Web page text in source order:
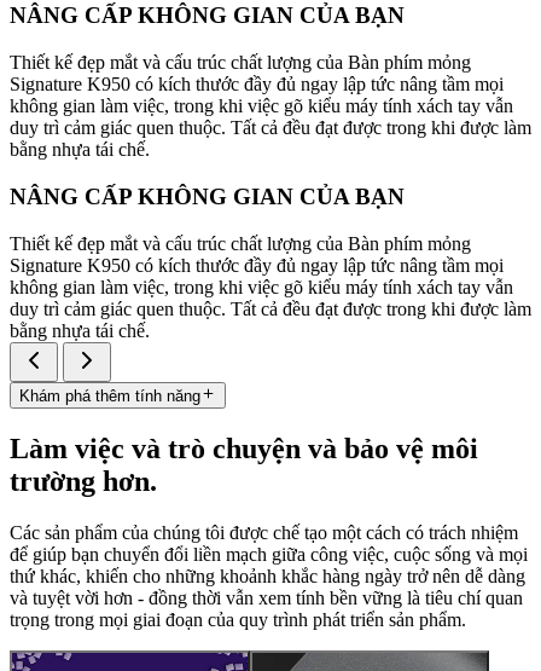
NÂNG CẤP KHÔNG GIAN CỦA BẠN
Thiết kế đẹp mắt và cấu trúc chất lượng của Bàn phím mỏng
Signature K950 có kích thước đầy đủ ngay lập tức nâng tầm mọi
không gian làm việc, trong khi việc gõ kiểu máy tính xách tay vẫn
duy trì cảm giác quen thuộc. Tất cả đều đạt được trong khi được làm
bằng nhựa tái chế.
NÂNG CẤP KHÔNG GIAN CỦA BẠN
Thiết kế đẹp mắt và cấu trúc chất lượng của Bàn phím mỏng
Signature K950 có kích thước đầy đủ ngay lập tức nâng tầm mọi
không gian làm việc, trong khi việc gõ kiểu máy tính xách tay vẫn
duy trì cảm giác quen thuộc. Tất cả đều đạt được trong khi được làm
bằng nhựa tái chế.
Khám phá thêm tính năng
Làm việc và trò chuyện và bảo vệ môi
trường hơn.
Các sản phẩm của chúng tôi được chế tạo một cách có trách nhiệm
để giúp bạn chuyển đổi liền mạch giữa công việc, cuộc sống và mọi
thứ khác, khiến cho những khoảnh khắc hàng ngày trở nên dễ dàng
và tuyệt vời hơn - đồng thời vẫn xem tính bền vững là tiêu chí quan
trọng trong mọi giai đoạn của quy trình phát triển sản phẩm.